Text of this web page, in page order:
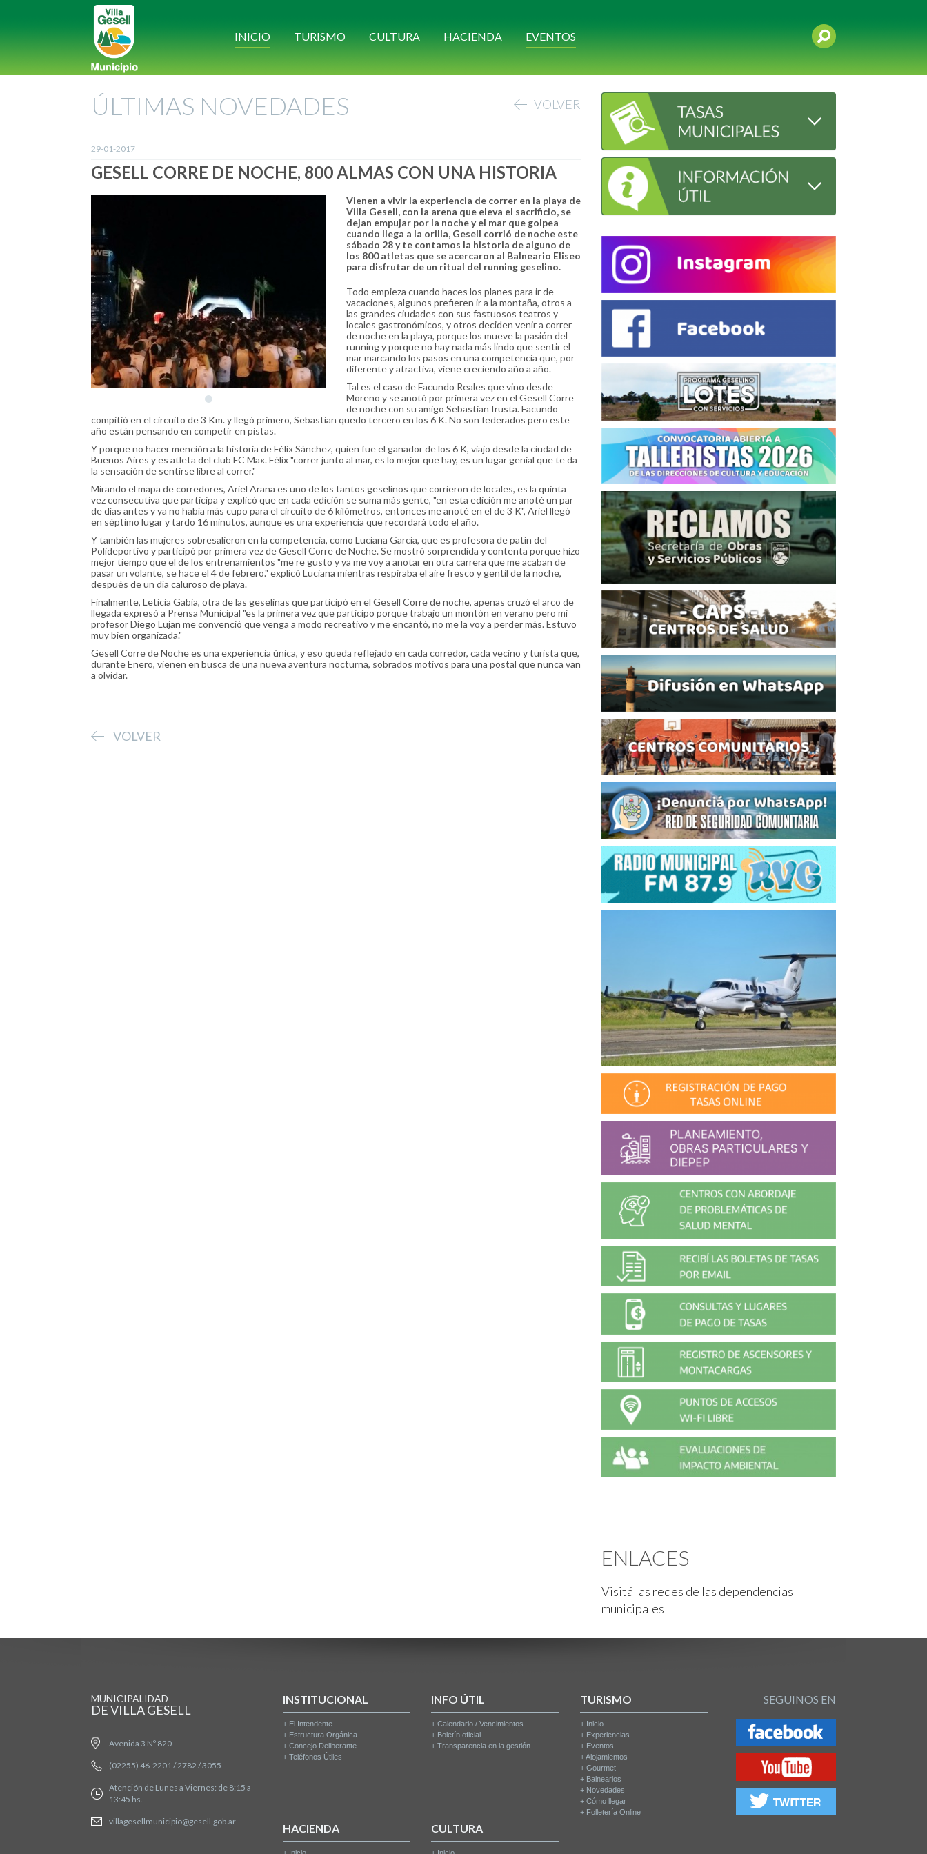
INICIO TURISMO CULTURA HACIENDA EVENTOS
ÚLTIMAS NOVEDADES VOLVER
29-01-2017
GESELL CORRE DE NOCHE, 800 ALMAS CON UNA HISTORIA
Vienen a vivir la experiencia de correr en la playa de
Villa Gesell, con la arena que eleva el sacrificio, se
dejan empujar por la noche y el mar que golpea
cuando llega a la orilla, Gesell corrió de noche este
sábado 28 y te contamos la historia de alguno de
los 800 atletas que se acercaron al Balneario Eliseo
para disfrutar de un ritual del running geselino.
Todo empieza cuando haces los planes para ir de
vacaciones, algunos prefieren ir a la montaña, otros a
las grandes ciudades con sus fastuosos teatros y
locales gastronómicos, y otros deciden venir a correr
de noche en la playa, porque los mueve la pasión del
running y porque no hay nada más lindo que sentir el
mar marcando los pasos en una competencia que, por
diferente y atractiva, viene creciendo año a año.
Tal es el caso de Facundo Reales que vino desde
Moreno y se anotó por primera vez en el Gesell Corre
de noche con su amigo Sebastian Irusta. Facundo
compitió en el circuito de 3 Km. y llegó primero, Sebastian quedo tercero en los 6 K. No son federados pero este
año están pensando en competir en pistas.
Y porque no hacer mención a la historia de Félix Sánchez, quien fue el ganador de los 6 K, viajo desde la ciudad de
Buenos Aires y es atleta del club FC Max. Félix "correr junto al mar, es lo mejor que hay, es un lugar genial que te da
la sensación de sentirse libre al correr."
Mirando el mapa de corredores, Ariel Arana es uno de los tantos geselinos que corrieron de locales, es la quinta
vez consecutiva que participa y explicó que en cada edición se suma más gente, "en esta edición me anoté un par
de días antes y ya no había más cupo para el circuito de 6 kilómetros, entonces me anoté en el de 3 K", Ariel llegó
en séptimo lugar y tardo 16 minutos, aunque es una experiencia que recordará todo el año.
Y también las mujeres sobresalieron en la competencia, como Luciana Garcia, que es profesora de patín del
Polideportivo y participó por primera vez de Gesell Corre de Noche. Se mostró sorprendida y contenta porque hizo
mejor tiempo que el de los entrenamientos "me re gusto y ya me voy a anotar en otra carrera que me acaban de
pasar un volante, se hace el 4 de febrero." explicó Luciana mientras respiraba el aire fresco y gentil de la noche,
después de un día caluroso de playa.
Finalmente, Leticia Gabia, otra de las geselinas que participó en el Gesell Corre de noche, apenas cruzó el arco de
llegada expresó a Prensa Municipal "es la primera vez que participo porque trabajo un montón en verano pero mi
profesor Diego Lujan me convenció que venga a modo recreativo y me encantó, no me la voy a perder más. Estuvo
muy bien organizada."
Gesell Corre de Noche es una experiencia única, y eso queda reflejado en cada corredor, cada vecino y turista que,
durante Enero, vienen en busca de una nueva aventura nocturna, sobrados motivos para una postal que nunca van
a olvidar.
VOLVER
ENLACES
Visitá las redes de las dependencias
municipales
MUNICIPALIDAD
DE VILLA GESELL
Avenida 3 Nº 820
(02255) 46-2201 / 2782 / 3055
Atención de Lunes a Viernes: de 8:15 a
13:45 hs.
villagesellmunicipio@gesell.gob.ar
INSTITUCIONAL
+ El Intendente
+ Estructura Orgánica
+ Concejo Deliberante
+ Teléfonos Útiles
INFO ÚTIL
+Calendario / Vencimientos
+ Boletín oficial
+Transparencia en la gestión
TURISMO
+ Inicio
+ Experiencias
+ Eventos
+Alojamientos
+Gourmet
+ Balnearios
+ Novedades
+Cómo llegar
+ Folletería Online
HACIENDA CULTURA
SEGUINOS EN